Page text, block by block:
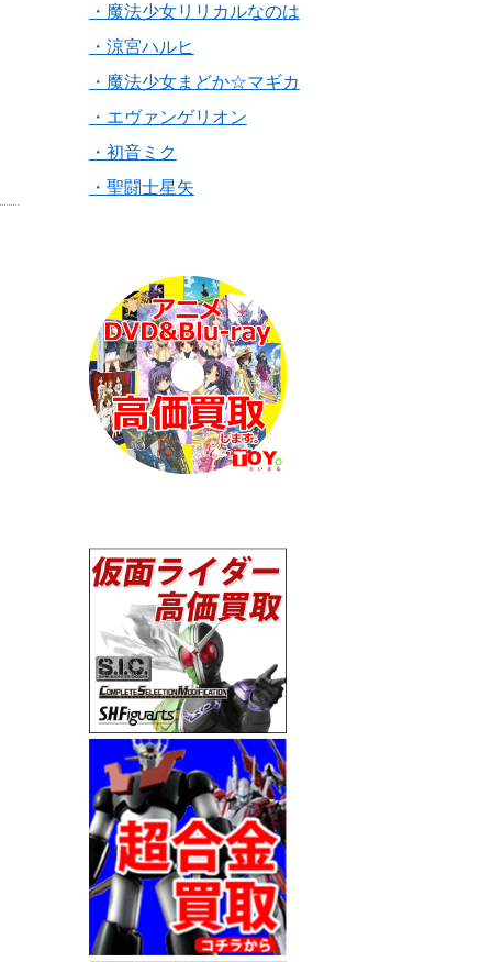
・魔法少女リリカルなのは
・涼宮ハルヒ
・魔法少女まどか☆マギカ
・エヴァンゲリオン
・初音ミク
・聖闘士星矢